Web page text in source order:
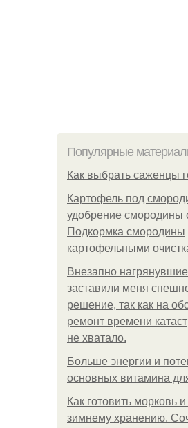
Популярные
Как выбрать саженцы
Картофель под
удобрение смородины
Подкормка смородины
картофельными
Внезапно нагрянувшие
заставили меня
решение, так как на
ремонт времени
не хватало.
Больше энергии и
основных витамина
Как готовить морковь
зимнему хранению.